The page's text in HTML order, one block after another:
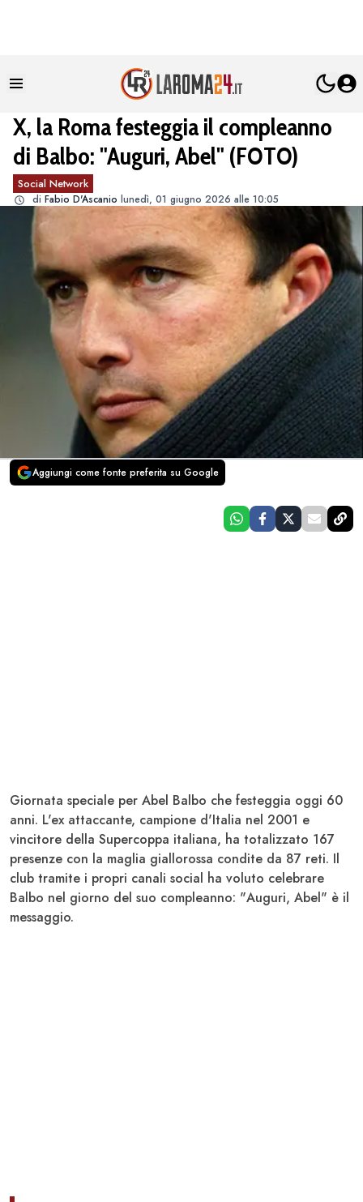
X, la Roma festeggia il compleanno
di Balbo: "Auguri, Abel" (FOTO)
Social Network
di Fabio D'Ascanio lunedì, 01 giugno 2026 alle 10:05
Aggiungi come fonte preferita su Google
Giornata speciale per Abel Balbo che festeggia oggi 60
anni. L'ex attaccante, campione d'Italia nel 2001 e
vincitore della Supercoppa italiana, ha totalizzato 167
presenze con la maglia giallorossa condite da 87 reti. Il
club tramite i propri canali social ha voluto celebrare
Balbo nel giorno del suo compleanno: "Auguri, Abel" è il
messaggio.